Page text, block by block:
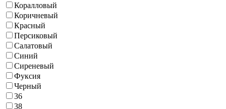
Коралловый
Коричневый
Красный
Персиковый
Салатовый
Синий
Сиреневый
Фуксия
Черный
36
38